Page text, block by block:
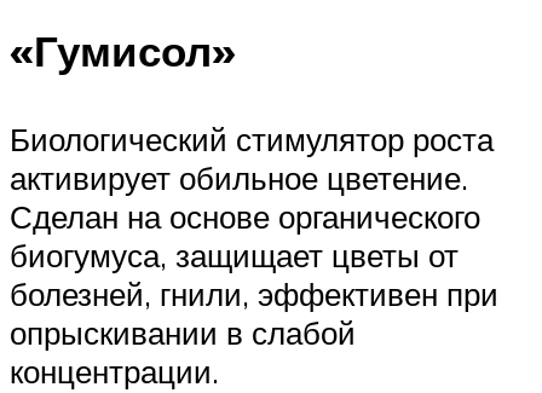
«Гумисол»
Биологический стимулятор роста
активирует обильное цветение.
Сделан на основе органического
биогумуса, защищает цветы от
болезней, гнили, эффективен при
опрыскивании в слабой
концентрации.